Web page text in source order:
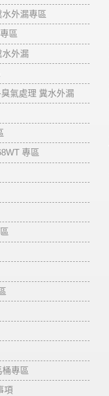
外漏專區
區
水外漏
氣處理 糞水外漏
專區
專區
項